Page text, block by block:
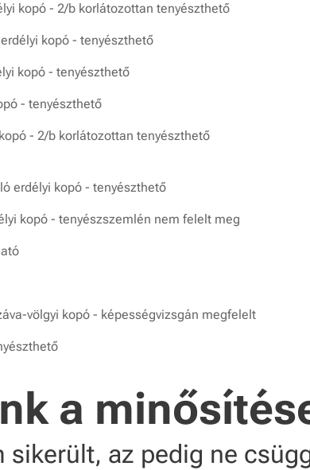
kopó - 2/b korlátozottan tenyészthető
kopó - tenyészthető
kopó - tenyészthető
- tenyészthető
- 2/b korlátozottan tenyészthető
erdélyi kopó - tenyészthető
kopó - tenyészszemlén nem felelt meg
völgyi kopó - képességvizsgán megfelelt
a
sikerült, az pedig ne